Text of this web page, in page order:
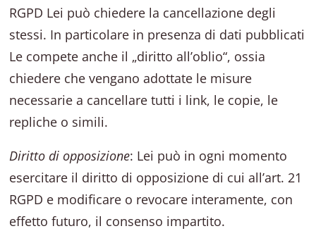
RGPD Lei può chiedere la cancellazione degli
stessi. In particolare in presenza di dati pubblicati
Le compete anche il „diritto all’oblio“, ossia
chiedere che vengano adottate le misure
necessarie a cancellare tutti i link, le copie, le
repliche o simili.
Diritto di opposizione: Lei può in ogni momento
esercitare il diritto di opposizione di cui all’art. 21
RGPD e modificare o revocare interamente, con
effetto futuro, il consenso impartito.